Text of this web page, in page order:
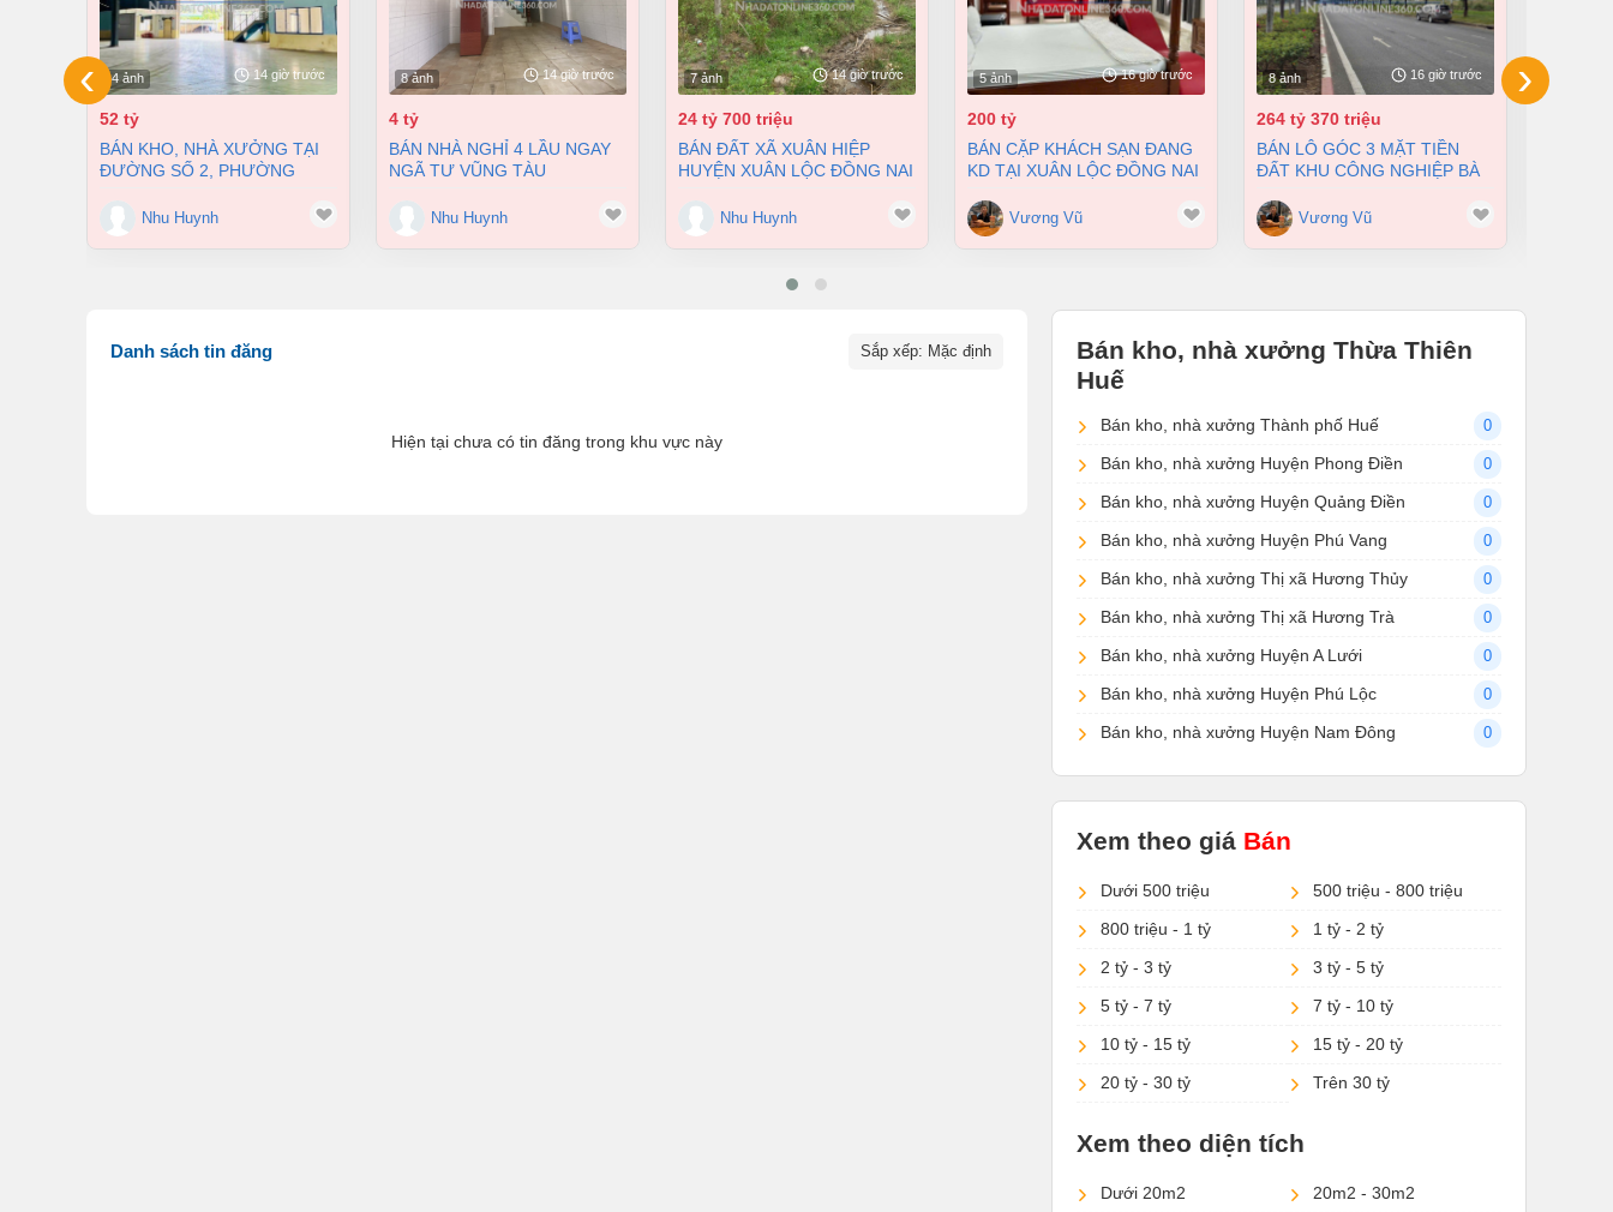
4 ảnh 14 giờ trước
52 tỷ
BÁN KHO, NHÀ XƯỞNG TẠI
ĐƯỜNG SỐ 2, PHƯỜNG
BIÊN HÒA, ĐỒNG NAI GIÁ 52
TỶ
Nhu Huynh
8 ảnh 14 giờ trước
4 tỷ
BÁN NHÀ NGHỈ 4 LẦU NGAY
NGÃ TƯ VŨNG TÀU
ĐỒNG NAI GIÁ CHỈ 4 TỶ
Nhu Huynh
7 ảnh 14 giờ trước
24 tỷ 700 triệu
BÁN ĐẤT XÃ XUÂN HIỆP
HUYỆN XUÂN LỘC ĐỒNG NAI
24,7 TỶNhu Huynh
5 ảnh 16 giờ trước
200 tỷ
BÁN CẶP KHÁCH SẠN ĐANG
KD TẠI XUÂN LỘC ĐỒNG NAI
Vương Vũ
8 ảnh 16 giờ trước
264 tỷ 370 triệu
BÁN LÔ GÓC 3 MẶT TIỀN
ĐẤT KHU CÔNG NGHIỆP BÀ
GIÁ CHỈ 100 ĐÔ/M2
Vương Vũ
‹ ›
Danh sách tin đăng Sắp xếp: Mặc định
Hiện tại chưa có tin đăng trong khu vực này
Bán kho, nhà xưởng Thừa Thiên
Huế
Bán kho, nhà xưởng Thành phố Huế 0
Bán kho, nhà xưởng Huyện Phong Điền 0
Bán kho, nhà xưởng Huyện Quảng Điền 0
Bán kho, nhà xưởng Huyện Phú Vang 0
Bán kho, nhà xưởng Thị xã Hương Thủy 0
Bán kho, nhà xưởng Thị xã Hương Trà 0
Bán kho, nhà xưởng Huyện A Lưới 0
Bán kho, nhà xưởng Huyện Phú Lộc 0
Bán kho, nhà xưởng Huyện Nam Đông 0
Xem theo giá Bán
Dưới 500 triệu
500 triệu - 800 triệu
800 triệu - 1 tỷ
1 tỷ - 2 tỷ
2 tỷ - 3 tỷ
3 tỷ - 5 tỷ
5 tỷ - 7 tỷ
7 tỷ - 10 tỷ
10 tỷ - 15 tỷ
15 tỷ - 20 tỷ
20 tỷ - 30 tỷ
Trên 30 tỷ
Xem theo diện tích
Dưới 20m2
20m2 - 30m2